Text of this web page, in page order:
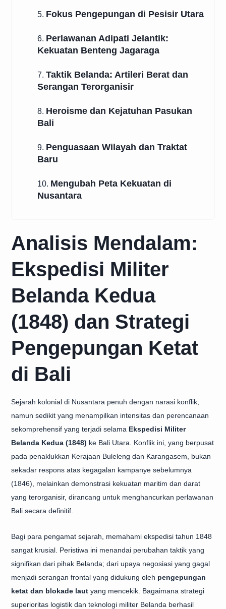
5. Fokus Pengepungan di Pesisir Utara
6. Perlawanan Adipati Jelantik:
Kekuatan Benteng Jagaraga
7. Taktik Belanda: Artileri Berat dan
Serangan Terorganisir
8. Heroisme dan Kejatuhan Pasukan
Bali
9. Penguasaan Wilayah dan Traktat
Baru
10. Mengubah Peta Kekuatan di
Nusantara
Analisis Mendalam:
Ekspedisi Militer
Belanda Kedua
(1848) dan Strategi
Pengepungan Ketat
di Bali
Sejarah kolonial di Nusantara penuh dengan narasi konflik,
namun sedikit yang menampilkan intensitas dan perencanaan
sekomprehensif yang terjadi selama Ekspedisi Militer
Belanda Kedua (1848) ke Bali Utara. Konflik ini, yang berpusat
pada penaklukkan Kerajaan Buleleng dan Karangasem, bukan
sekadar respons atas kegagalan kampanye sebelumnya
(1846), melainkan demonstrasi kekuatan maritim dan darat
yang terorganisir, dirancang untuk menghancurkan perlawanan
Bali secara definitif.
Bagi para pengamat sejarah, memahami ekspedisi tahun 1848
sangat krusial. Peristiwa ini menandai perubahan taktik yang
signifikan dari pihak Belanda; dari upaya negosiasi yang gagal
menjadi serangan frontal yang didukung oleh pengepungan
ketat dan blokade laut yang mencekik. Bagaimana strategi
superioritas logistik dan teknologi militer Belanda berhasil